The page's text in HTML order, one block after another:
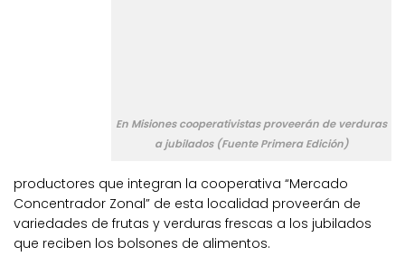
En Misiones cooperativistas proveerán de verduras
a jubilados (Fuente Primera Edición)
productores que integran la cooperativa “Mercado
Concentrador Zonal” de esta localidad proveerán de
variedades de frutas y verduras frescas a los jubilados
que reciben los bolsones de alimentos.